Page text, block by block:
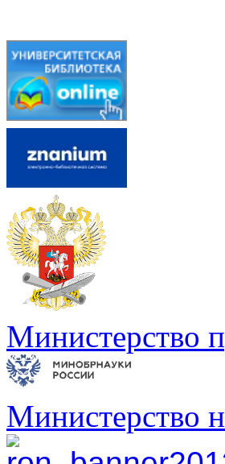
Министерство
Министерство